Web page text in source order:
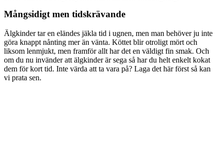
Mångsidigt men tidskrävande
Älgkinder tar en eländes jäkla tid i ugnen, men man behöver ju inte
göra knappt nånting mer än vänta. Köttet blir otroligt mört och
liksom lenmjukt, men framför allt har det en väldigt fin smak. Och
om du nu invänder att älgkinder är sega så har du helt enkelt kokat
dem för kort tid. Inte värda att ta vara på? Laga det här först så kan
vi prata sen.